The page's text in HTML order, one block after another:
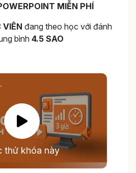
MIỄN PHÍ
VIÊN đang theo học với đánh
bình4.5 SAO
thử khóa này